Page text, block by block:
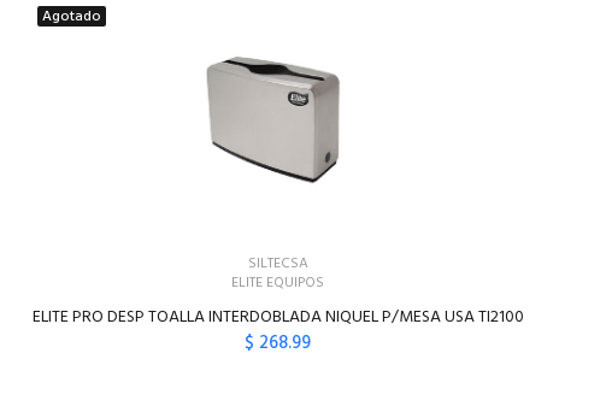
Agotado
SILTECSA
ELITE EQUIPOS
ELITE PRO DESP TOALLA INTERDOBLADA NIQUEL P/MESA USA TI2100
$ 268.99